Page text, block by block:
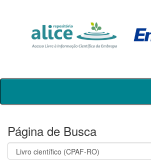
Skip
Página de Busca